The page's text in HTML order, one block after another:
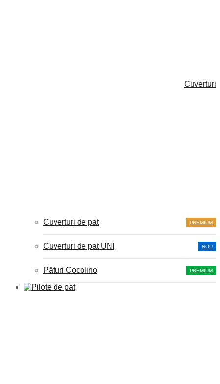
Cuverturi
Cuverturi de pat PREMIUM
Cuverturi de pat UNI NOU
Pături Cocolino PREMIUM